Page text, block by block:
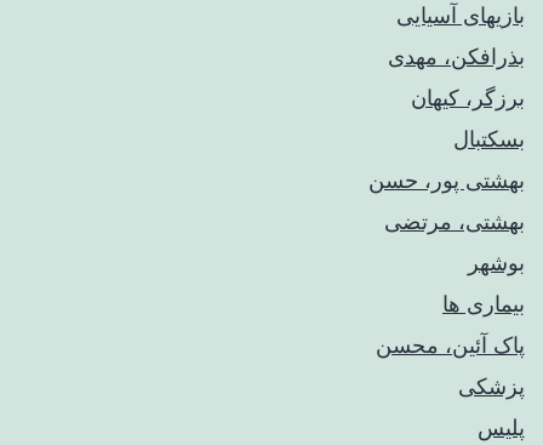
بازیهای آسیایی
بذرافکن، مهدی
برزگر، کیهان
بسکتبال
بهشتی پور، حسن
بهشتی، مرتضی
بوشهر
بیماری ها
پاک آئین، محسن
پزشکی
پلیس